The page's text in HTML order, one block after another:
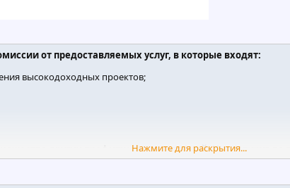
от предоставляемых услуг, в которые входят:
высокодоходных проектов;
других профитных направлений. Инвестируя во
Нажмите для раскрытия...